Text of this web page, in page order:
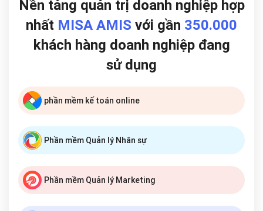
Nền tảng quản trị doanh nghiệp hợp
nhất MISA AMIS với gần 350.000
khách hàng doanh nghiệp đang
sử dụng
phần mềm kế toán online
Phần mềm Quản lý Nhân sự
Phần mềm Quản lý Marketing